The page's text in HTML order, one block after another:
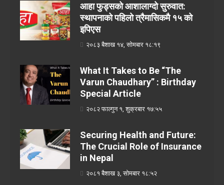
आहा फुड्सको आशालाग्दो सुरुवात:
स्थापनाको पहिलो त्रैमासिकमै १५ को
इपिएस
२०८३ बैशाख १४, सोमबार १८:१९
What It Takes to Be “The
Varun Chaudhary” : Birthday
Special Article
२०८२ फाल्गुन १, शुक्रबार १७:५५
Securing Health and Future:
The Crucial Role of Insurance
in Nepal
२०८१ बैशाख ३, सोमबार १८:५२